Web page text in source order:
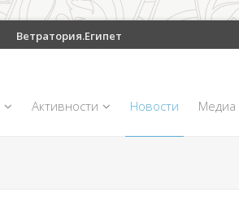
Ветратория.Египет
Активности Новости Медиа